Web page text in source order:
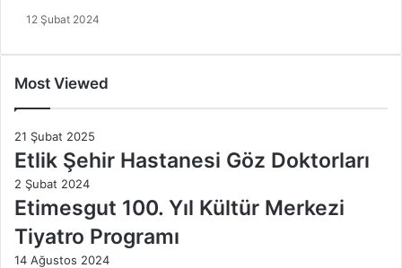
12 Şubat 2024
Most Viewed
21 Şubat 2025
Etlik Şehir Hastanesi Göz Doktorları
2 Şubat 2024
Etimesgut 100. Yıl Kültür Merkezi
Tiyatro Programı
14 Ağustos 2024